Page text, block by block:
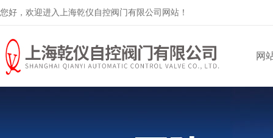
您好，欢迎进入上海乾仪自控阀门有限公司网站！
网